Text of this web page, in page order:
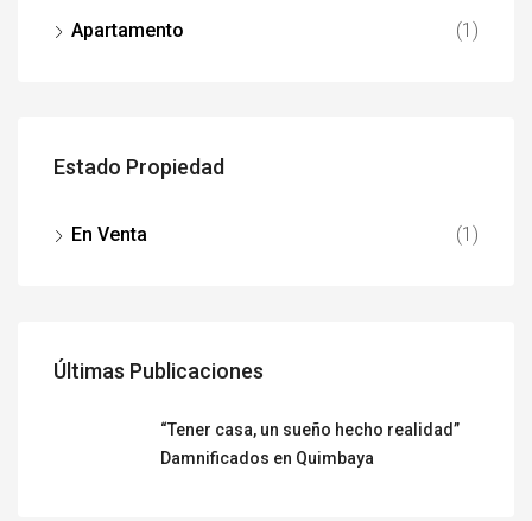
Apartamento (1)
Estado Propiedad
En Venta (1)
Últimas Publicaciones
“Tener casa, un sueño hecho realidad”
Damnificados en Quimbaya